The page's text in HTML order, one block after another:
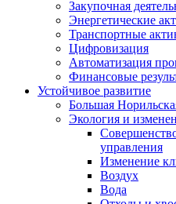
Закупочная
Энергетические
Транспортные
Цифровизация
Автоматизация
Финансовые
Устойчивое развитие
Большая
Экология и
управления
Изменение
Воздух
Вода